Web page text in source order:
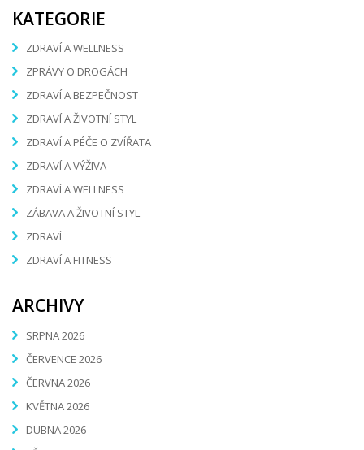
KATEGORIE
ZDRAVÍ A WELLNESS
ZPRÁVY O DROGÁCH
ZDRAVÍ A BEZPEČNOST
ZDRAVÍ A ŽIVOTNÍ STYL
ZDRAVÍ A PÉČE O ZVÍŘATA
ZDRAVÍ A VÝŽIVA
ZDRAVÍ A WELLNESS
ZÁBAVA A ŽIVOTNÍ STYL
ZDRAVÍ
ZDRAVÍ A FITNESS
ARCHIVY
SRPNA 2026
ČERVENCE 2026
ČERVNA 2026
KVĚTNA 2026
DUBNA 2026